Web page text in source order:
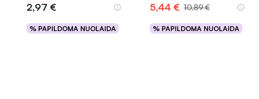
2,97 €
% PAPILDOMA NUOLAIDA
Į krepšelį
5,44 € 10,89 €
% PAPILDOMA NUOLAIDA
Į krepšelį